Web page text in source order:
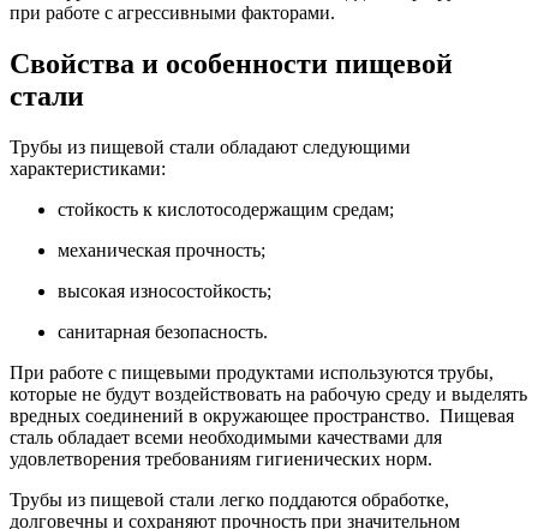
при работе с агрессивными факторами.
Свойства и особенности пищевой
стали
Трубы из пищевой стали обладают следующими
характеристиками:
стойкость к кислотосодержащим средам;
механическая прочность;
высокая износостойкость;
санитарная безопасность.
При работе с пищевыми продуктами используются трубы,
которые не будут воздействовать на рабочую среду и выделять
вредных соединений в окружающее пространство. Пищевая
сталь обладает всеми необходимыми качествами для
удовлетворения требованиям гигиенических норм.
Трубы из пищевой стали легко поддаются обработке,
долговечны и сохраняют прочность при значительном